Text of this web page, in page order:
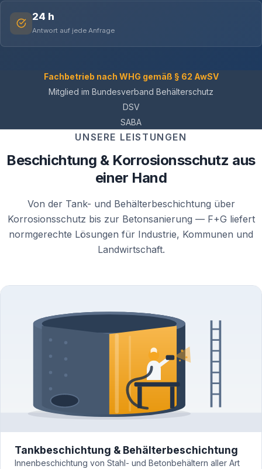
24 h
Antwort auf jede Anfrage
Fachbetrieb nach WHG gemäß § 62 AwSV
Mitglied im Bundesverband Behälterschutz
DSV
SABA
UNSERE LEISTUNGEN
Beschichtung & Korrosionsschutz aus
einer Hand
Von der Tank- und Behälterbeschichtung über
Korrosionsschutz bis zur Betonsanierung — F+G liefert
normgerechte Lösungen für Industrie, Kommunen und
Landwirtschaft.
Tankbeschichtung & Behälterbeschichtung
Innenbeschichtung von Stahl- und Betonbehältern aller Art